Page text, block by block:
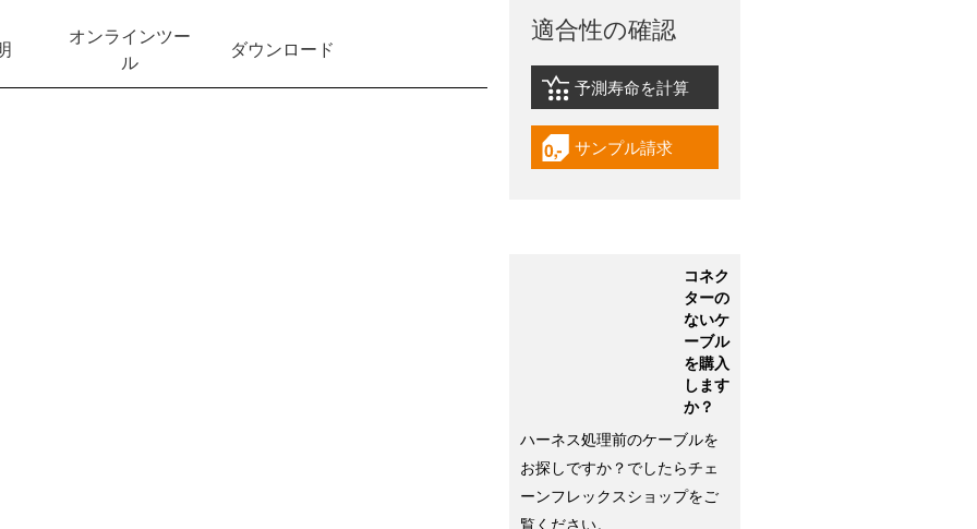
オンラインツー
ル
ダウンロード
適合性の確認
igus-icon-lebensdauerrechner
予測寿命を計算
igus-icon-gratismuster
サンプル請求
コネク
ターの
ないケ
ーブル
を購入
します
か？
ハーネス処理前のケーブルを
お探しですか？でしたらチェ
ーンフレックスショップをご
覧ください。